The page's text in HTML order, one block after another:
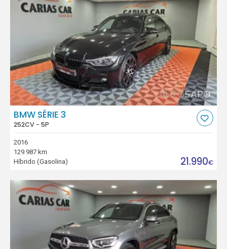
BMW SÉRIE 3
252CV - 5P
2016
129.987 km
Híbrido (Gasolina)
21.990€